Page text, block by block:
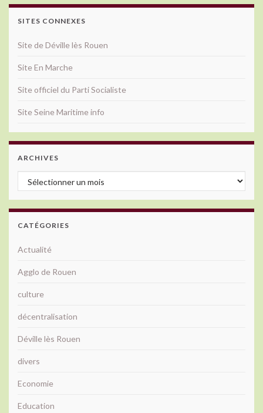
SITES CONNEXES
Site de Déville lès Rouen
Site En Marche
Site officiel du Parti Socialiste
Site Seine Maritime info
ARCHIVES
Archives
CATÉGORIES
Actualité
Agglo de Rouen
culture
décentralisation
Déville lès Rouen
divers
Economie
Education